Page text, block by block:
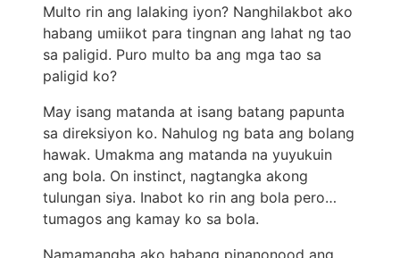
Multo rin ang lalaking iyon? Nanghilakbot ako
habang umiikot para tingnan ang lahat ng tao
sa paligid. Puro multo ba ang mga tao sa
paligid ko?
May isang matanda at isang batang papunta
sa direksiyon ko. Nahulog ng bata ang bolang
hawak. Umakma ang matanda na yuyukuin
ang bola. On instinct, nagtangka akong
tulungan siya. Inabot ko rin ang bola pero…
tumagos ang kamay ko sa bola.
Namamangha ako habang pinanonood ang